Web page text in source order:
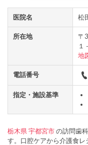
医院名 松
所在地
〒
１
地
電話番号
指定・施設基準
栃木県 宇都宮市の訪問歯
す。口腔ケアから介護食レ